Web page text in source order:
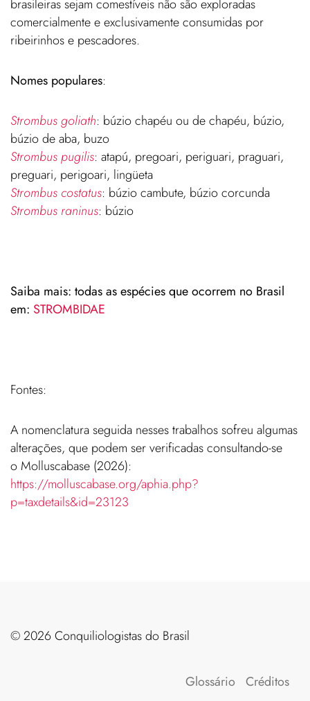
brasileiras sejam comestíveis não são exploradas
comercialmente e exclusivamente consumidas por
ribeirinhos e pescadores.
Nomes populares:
Strombus goliath: búzio chapéu ou de chapéu, búzio,
búzio de aba, buzo
Strombus pugilis: atapú, pregoari, periguari, praguari,
preguari, perigoari, lingüeta
Strombus costatus: búzio cambute, búzio corcunda
Strombus raninus: búzio
Saiba mais: todas as espécies que ocorrem no Brasil
em: STROMBIDAE
Fontes:
A nomenclatura seguida nesses trabalhos sofreu algumas
alterações, que podem ser verificadas consultando-se
o Molluscabase (2026):
https://molluscabase.org/aphia.php?
p=taxdetails&id=23123
©️ 2026 Conquiliologistas do Brasil
Glossário Créditos